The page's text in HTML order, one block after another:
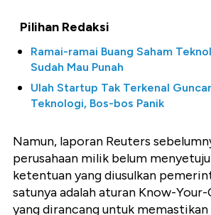
Pilihan Redaksi
Ramai-ramai Buang Saham
Sudah Mau Punah
Ulah Startup Tak Terkenal
Teknologi, Bos-bos Panik
Namun, laporan Reuters
perusahaan milik belum
ketentuan yang diusulkan
satunya adalah aturan Know-
yang dirancang untuk